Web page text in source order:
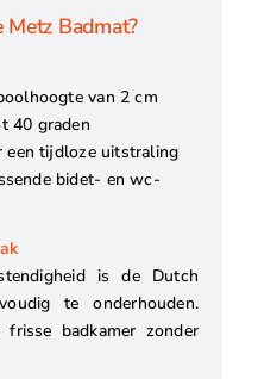
Badmat?
van 2 cm
40 graden
een tijdloze uitstraling
bidet- en wc-
is de Dutch
te onderhouden.
badkamer zonder